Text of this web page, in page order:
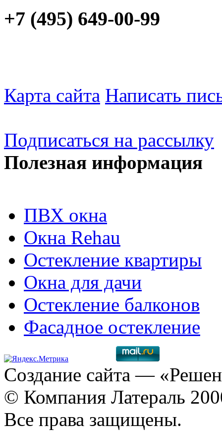
+7 (495) 649-00-99
Карта сайта Написать
Подписаться на рассылку
Полезная информация
ПВХ окна
Окна Rehau
Остекление квартиры
Окна для дачи
Остекление балконов
Фасадное остекление
Создание сайта —
© Компания Латераль
Все права защищены.